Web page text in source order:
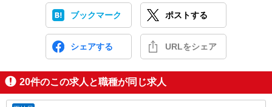
ブックマーク ポストする
シェアする URLをシェア
20件のこの求人と職種が同じ求人